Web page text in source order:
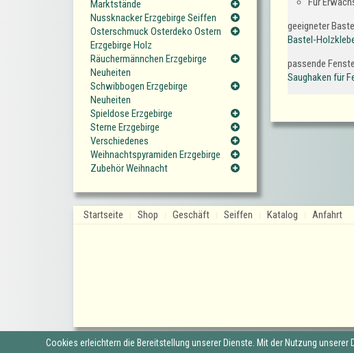
geeigneter
Bastel-
passende
Saughaken für
Marktstände
Nussknacker Erzgebirge Seiffen
Osterschmuck Osterdeko Ostern
Erzgebirge Holz
Räuchermännchen Erzgebirge
Neuheiten
Schwibbogen Erzgebirge
Neuheiten
Spieldose Erzgebirge
Sterne Erzgebirge
Verschiedenes
Weihnachtspyramiden Erzgebirge
Zubehör Weihnacht
Startseite Shop Geschäft Seiffen Katalog Anfahrt
Cookies erleichtern die Bereitstellung unserer Dienste. Mit der Nutzung